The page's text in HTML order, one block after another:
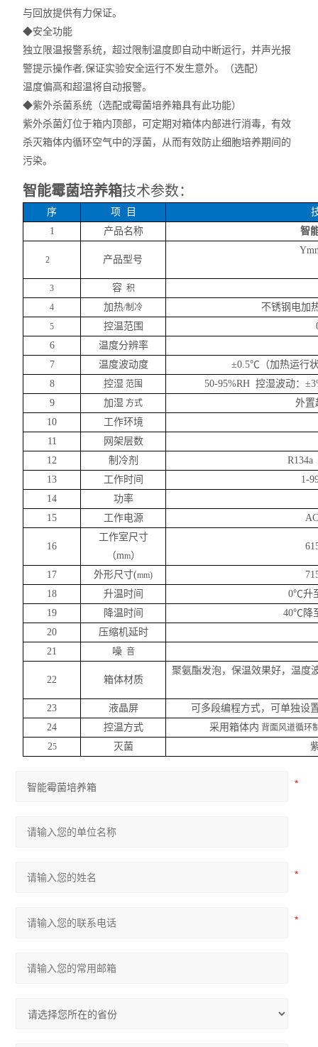
与回放提供有力保证。
◆安全功能
独立限温报警系统，超过限制温度即自动中断运行，并声光报
警提示操作者,保证实验安全运行不发生意外。（选配）
温度偏高和超温将自动报警。
◆紫外杀菌系统（选配或霉菌培养箱具有此功能）
紫外杀菌灯位于箱内顶部，可定期对箱体内部进行消毒，有效
杀灭箱体内循环空气中的浮菌，从而有效防止细胞培养期间的
污染。
智能霉菌培养箱技术参数：
序 项 目
1
产品名称 智
2 产品型号
3 容积
4
加热/制冷 不锈钢电加
5 控温范围
6
温度分辨率
7
温度波动度
±0.5℃（加热运行
8
控湿 范围
50-95%RH 控湿波动：
9
加湿 方式
外置
10
工作环境
11
网架层数
12
制冷剂
13
工作时间
1-
14
功率
15
工作电源
16
工作室尺寸
（mm）
17 外形尺寸(mm)
18
升温时间
0℃升
19
降温时间
40℃降
20
压缩机延时
21
噪音
22 箱体材质
聚氨酯发泡，保温效果好，温度
23 液晶屏
可多段编程方式，可单独设
24
控温方式 采用箱体内 背面风道循环
25 灭菌